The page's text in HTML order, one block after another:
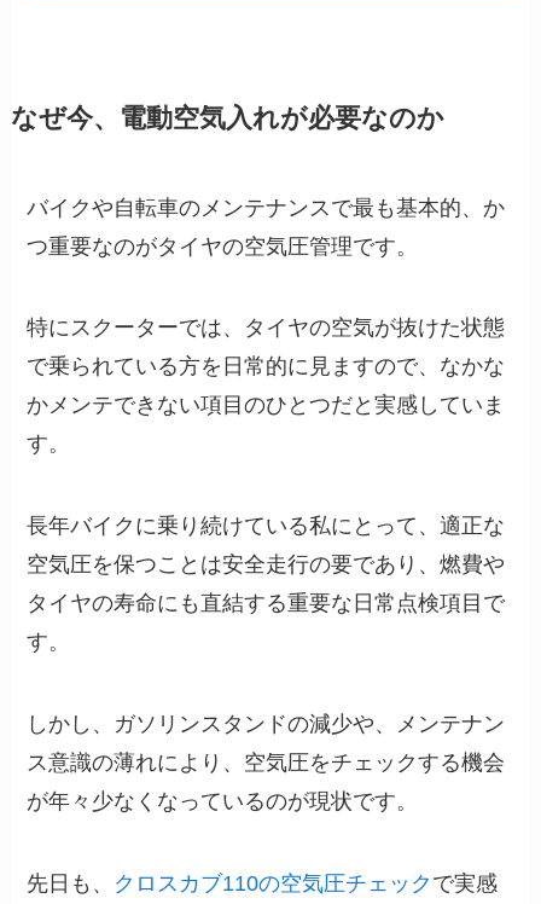
なぜ今、電動空気入れが必要なのか
バイクや自転車のメンテナンスで最も基本的、か
つ重要なのがタイヤの空気圧管理です。
特にスクーターでは、タイヤの空気が抜けた状態
で乗られている方を日常的に見ますので、なかな
かメンテできない項目のひとつだと実感していま
す。
長年バイクに乗り続けている私にとって、適正な
空気圧を保つことは安全走行の要であり、燃費や
タイヤの寿命にも直結する重要な日常点検項目で
す。
しかし、ガソリンスタンドの減少や、メンテナン
ス意識の薄れにより、空気圧をチェックする機会
が年々少なくなっているのが現状です。
先日も、 クロスカブ110の空気圧チェック で実感